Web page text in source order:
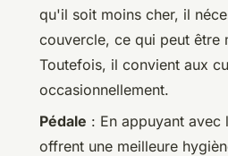
qu'il soit moins cher, il
couvercle, ce qui peut être
Toutefois, il convient aux
occasionnellement.
Pédale : En appuyant
offrent une meilleure